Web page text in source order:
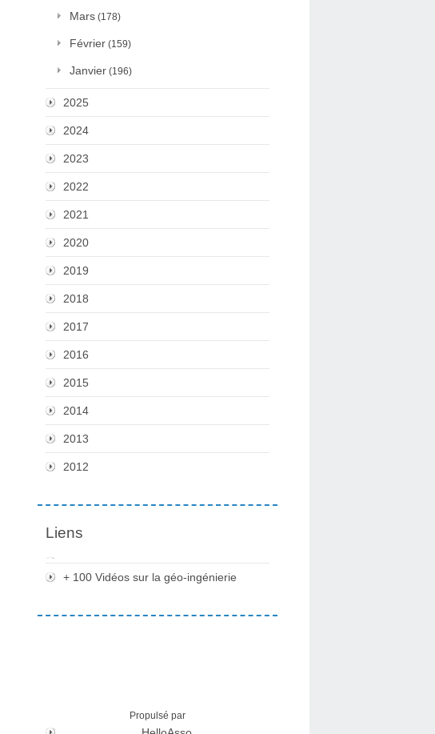
Mars (178)
Février (159)
Janvier (196)
2025
2024
2023
2022
2021
2020
2019
2018
2017
2016
2015
2014
2013
2012
Liens
+ 100 Vidéos sur la géo-ingénierie
Propulsé par